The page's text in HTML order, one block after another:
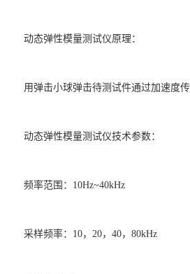
动态弹性模量测试仪原理：
用弹击小球弹击待测试件通过加速度
动态弹性模量测试仪技术参数：
频率范围：10Hz~40kHz
采样频率：10，20，40，80kHz